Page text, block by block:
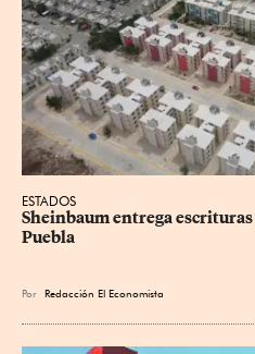
ESTADOS
Sheinbaum entrega
Puebla
Por Redacción El Economista